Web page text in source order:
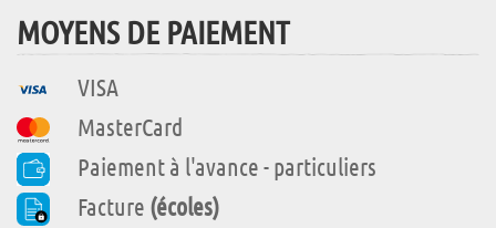
MOYENS DE PAIEMENT
VISA
MasterCard
Paiement à l'avance - particuliers
Facture (écoles)